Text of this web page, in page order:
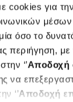
cookies για
όσο το δυνατό
περιήγηση, με
‘’Αποδοχή
να
‘’Αποδοχή